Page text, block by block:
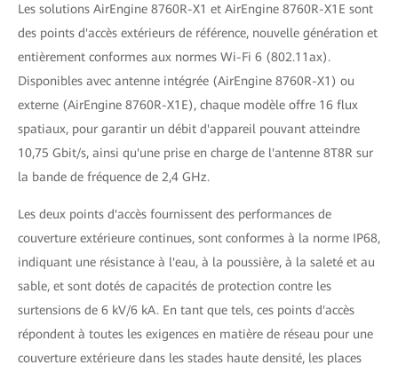
Les solutions AirEngine 8760R-X1 et AirEngine 8760R-X1E sont
des points d'accès extérieurs de référence, nouvelle génération et
entièrement conformes aux normes Wi-Fi 6 (802.11ax).
Disponibles avec antenne intégrée (AirEngine 8760R-X1) ou
externe (AirEngine 8760R-X1E), chaque modèle offre 16 flux
spatiaux, pour garantir un débit d'appareil pouvant atteindre
10,75 Gbit/s, ainsi qu'une prise en charge de l'antenne 8T8R sur
la bande de fréquence de 2,4 GHz.
Les deux points d'accès fournissent des performances de
couverture extérieure continues, sont conformes à la norme IP68,
indiquant une résistance à l'eau, à la poussière, à la saleté et au
sable, et sont dotés de capacités de protection contre les
surtensions de 6 kV/6 kA. En tant que tels, ces points d'accès
répondent à toutes les exigences en matière de réseau pour une
couverture extérieure dans les stades haute densité, les places